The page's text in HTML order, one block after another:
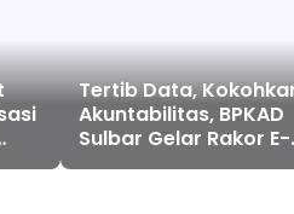
Tertib Data,
Akuntabilitas, BPKAD
Sulbar Gelar Rakor E-
BMD